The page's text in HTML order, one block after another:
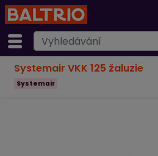
Systemair VKK 125 žaluzie
Systemair